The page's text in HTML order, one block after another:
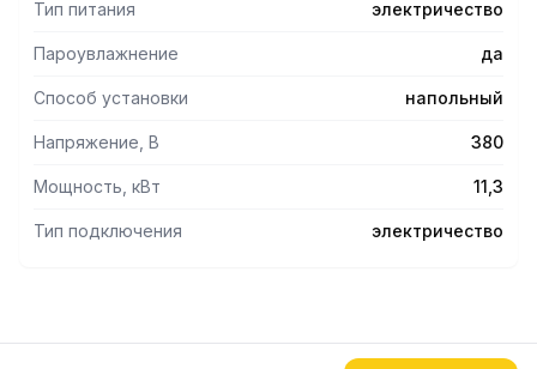
Тип питания электричество
Пароувлажнение да
Способ установки напольный
Напряжение, В 380
Мощность, кВт 11,3
Тип подключения электричество